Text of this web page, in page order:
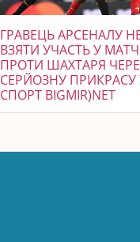
ГРАВЕЦЬ АРСЕНАЛУ
ВЗЯТИ УЧАСТЬ У
ПРОТИ ШАХТАРЯ
СЕРЙОЗНУ ПРИКРАСУ
СПОРТ BIGMIR)NET